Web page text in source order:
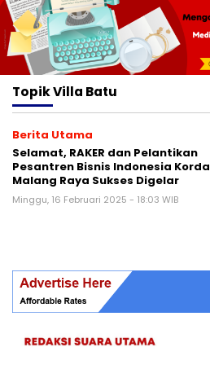
TopikVilla Batu
Berita Utama
Selamat, RAKER dan Pelantikan
Pesantren Bisnis Indonesia Korda
Malang Raya Sukses Digelar
Minggu, 16 Februari 2025 - 18:03 WIB